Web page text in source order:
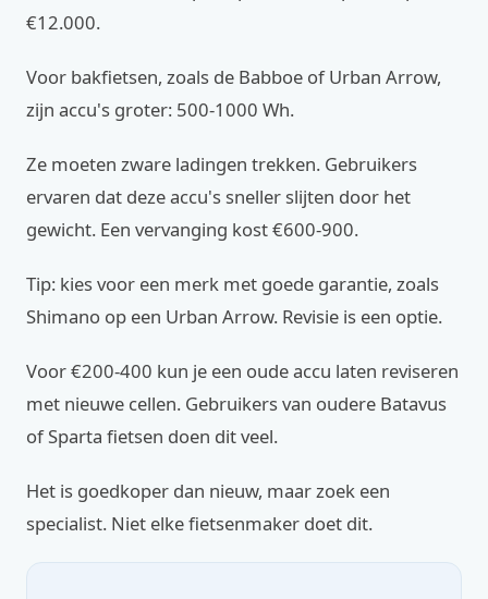
€12.000.
Voor bakfietsen, zoals de Babboe of Urban Arrow,
zijn accu's groter: 500-1000 Wh.
Ze moeten zware ladingen trekken. Gebruikers
ervaren dat deze accu's sneller slijten door het
gewicht. Een vervanging kost €600-900.
Tip: kies voor een merk met goede garantie, zoals
Shimano op een Urban Arrow. Revisie is een optie.
Voor €200-400 kun je een oude accu laten reviseren
met nieuwe cellen. Gebruikers van oudere Batavus
of Sparta fietsen doen dit veel.
Het is goedkoper dan nieuw, maar zoek een
specialist. Niet elke fietsenmaker doet dit.